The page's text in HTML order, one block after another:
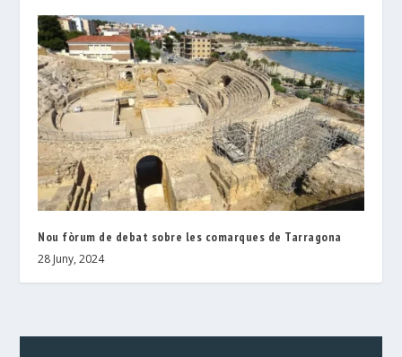
Nou fòrum de debat sobre les comarques de Tarragona
28 Juny, 2024